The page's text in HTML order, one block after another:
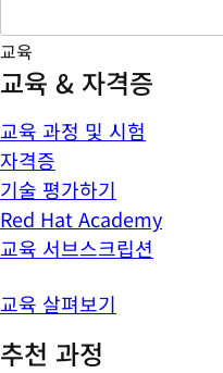
교육
교육 & 자격증
교육 과정 및 시험
자격증
기술 평가하기
Red Hat Academy
교육 서브스크립션
교육 살펴보기
추천 과정